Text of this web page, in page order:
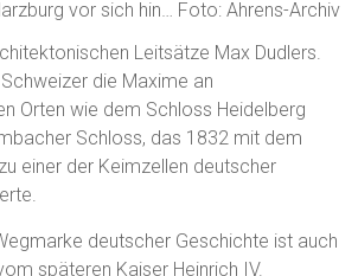
vor sich hin… Foto: Ahrens-Archiv
Leitsätze Max Dudlers.
die Maxime an
Orten wie dem Schloss Heidelberg
Schloss, das 1832 mit dem
einer der Keimzellen deutscher
deutscher Geschichte ist auch
späteren Kaiser Heinrich IV.